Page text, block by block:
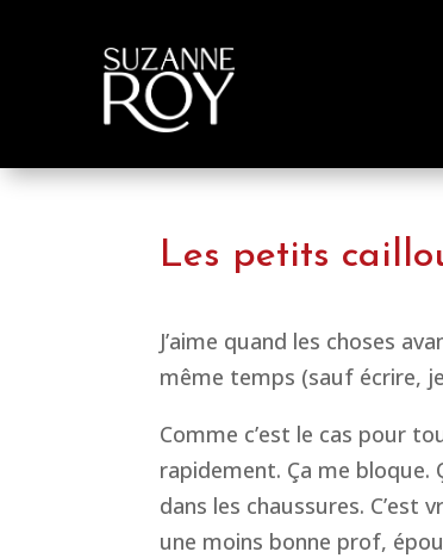
Les petits
J’aime quand les choses
même temps (sauf écrire,
Comme c’est le cas pour
rapidement. Ça me bloque.
dans les chaussures. C’est
une moins bonne prof,